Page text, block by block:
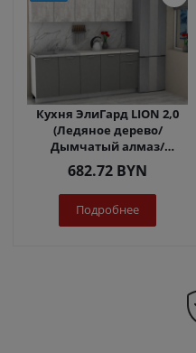
Кухня ЭлиГард LION 2,0
(Ледяное дерево/
Дымчатый алмаз/
Королевский опал)
682.72 BYN
Подробнее